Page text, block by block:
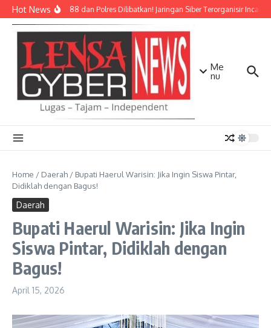
Lewati ke konten
Hot NewsDensus 88 dan Polres Dilibatkan! Jaringan Siber Terorganisir Incar
Me
nu
Home / Daerah / Bupati Haerul Warisin: Jika Ingin Siswa Pintar,
Didiklah dengan Bagus!
Daerah
Bupati Haerul Warisin: Jika Ingin
Siswa Pintar, Didiklah dengan
Bagus!
April 15, 2026